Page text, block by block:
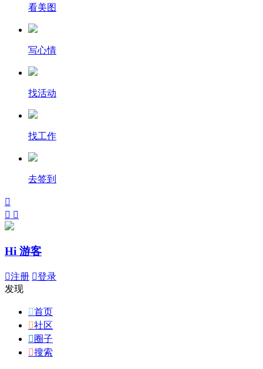
看美图
写心情
找活动
找工作
去签到

 
Hi 游客
注册 登录
发现
首页
社区
 圈子
搜索